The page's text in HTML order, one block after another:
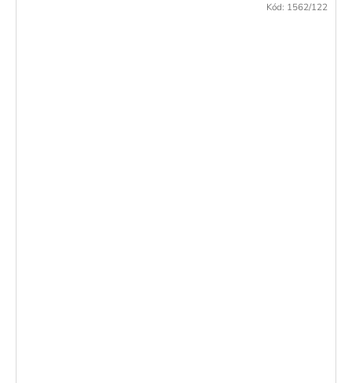
Kód: 1562/122